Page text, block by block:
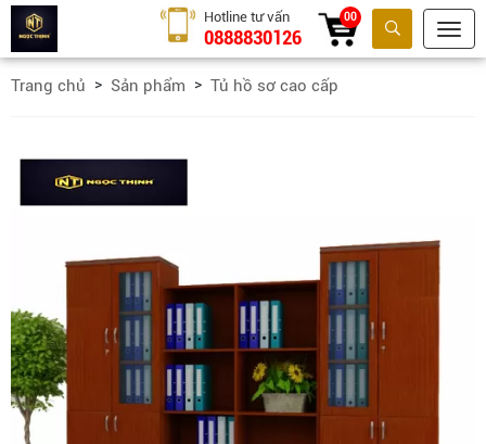
Tìm kiếm
Hotline tư vấn
0888830126
00
Trang chủ Sản phẩm Tủ hồ sơ cao cấp